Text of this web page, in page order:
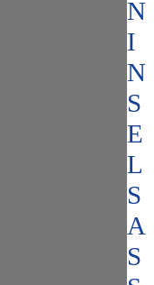
N
I
N
S
E
L
S
A
SS